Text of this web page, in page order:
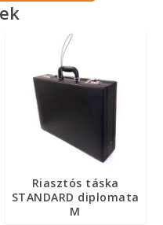
Riasztós táska
STANDARD diplomata
M